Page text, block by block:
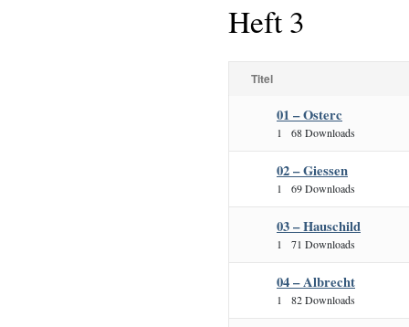
Heft 3
Titel
01 – Osterc
1 68 Downloads
02 – Giessen
1 69 Downloads
03 – Hauschild
1 71 Downloads
04 – Albrecht
1 82 Downloads